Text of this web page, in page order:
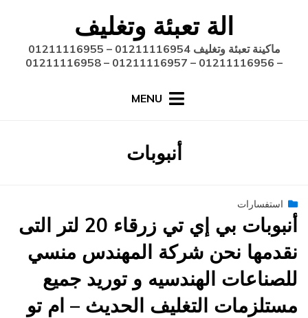
content
الة تعبئة وتغليف
ماكينة تعبئة وتغليف 01211116954 – 01211116955
– 01211116956 – 01211116957 – 01211116958
MENU
الوسم
:
أنبوبات
byengmansyPosted
on
أغسطس 27, 2020
استفسارات
أنبوبات بي إي تي زرقاء 20 لتر التى
نقدمها نحن شركة المهندس منسي
للصناعات الهندسيه و توريد جميع
مستلزمات التغليف الحديث – ام تو